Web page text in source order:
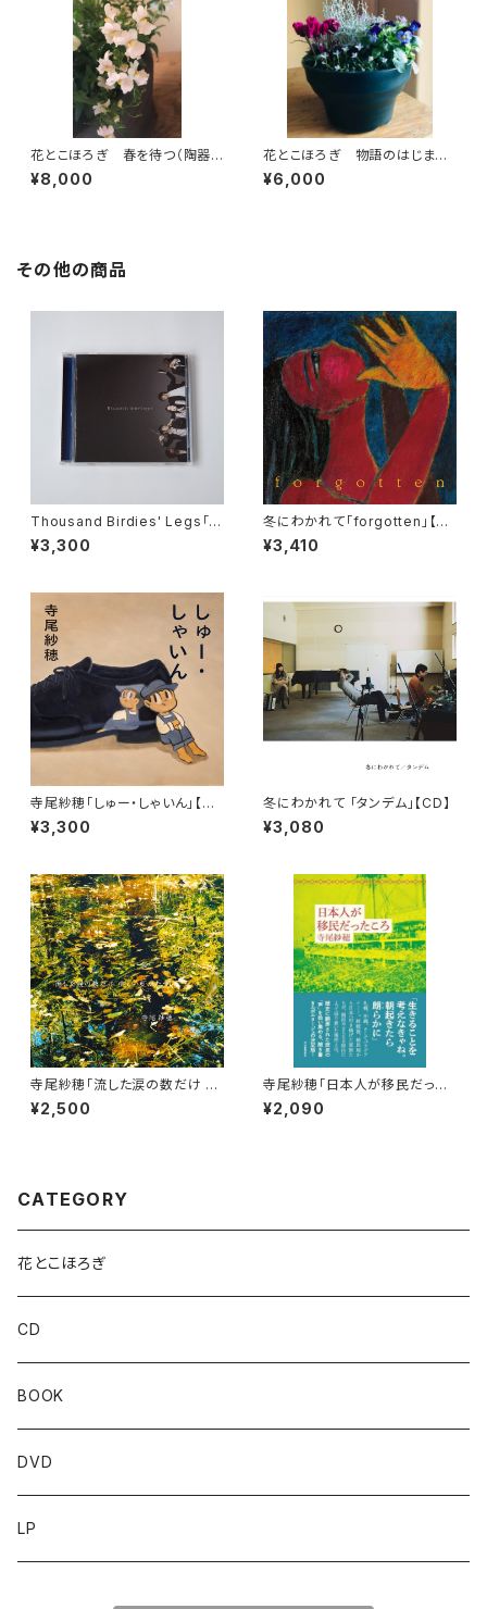
花とこほろぎ 春を待つ（陶器
鉢） 一点もの【寄せ植え】
¥8,000
花とこほろぎ 物語のはじまり
（一点もの）【寄せ植え】
¥6,000
その他の商品
Thousand Birdies' Legs「T
housand Birdies' Legs II」
【CD】
¥3,300
冬にわかれて「forgotten」【C
D】
¥3,410
寺尾紗穂「しゅー・しゃいん」【C
D】
¥3,300
冬にわかれて 「タンデム」【CD】
¥3,080
寺尾紗穂「流した涙の数だけ 美
しい虹がたつ」【CD】
¥2,500
寺尾紗穂「日本人が移民だった
ころ」【本】
¥2,090
CATEGORY
花とこほろぎ
CD
BOOK
DVD
LP